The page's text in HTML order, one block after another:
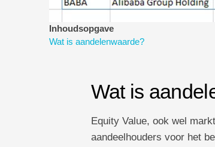
Inhoudsopgave
Wat is aandelenwaarde?
Wat is
Equity Value, ook wel
aandeelhouders voor het